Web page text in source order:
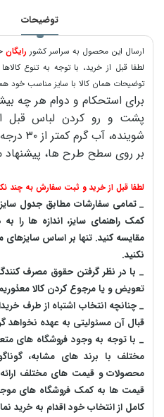
توضیحات
ارسال این محصول به سراسر کشور رایگان
لطفا قبل از خرید، با توجه به تنوع
توضیحات همان کالا با سایز مناسب خود
برای استحکام و دوام هر چه
پشت و رو کردن لباس قبل
بر روی سطح طرح ها، پیشنهاد
لطفا قبل از خرید و ثبت سفارش به چند
_ تمامی سفارشات مطابق جدول
کمک راهنمای سایز، اندازه ها
مقایسه کنید. تنها بر اساس
نکنید.
_ با در نظر گرفتن حقوق مصرف
تعویض و یا مرجوع کردن کالا
_ چنانچه انتخاب اشتباه از طرف
قبال آن مسئولیتی به عهده نخواهد
_ با توجه به‌ وجود فروشگاه های
مختلف با برند های مشابه،
محصولات و قیمت های مختلف ارائه
قیمت ها به کمک فروشگاه های
کامل از انتخاب خود اقدام به خرید